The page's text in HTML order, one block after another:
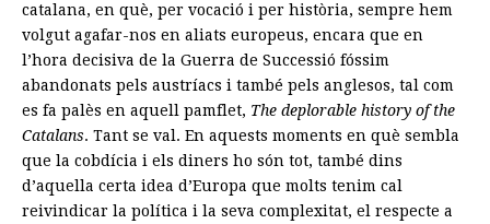
catalana, en què, per vocació i per història, sempre hem
volgut agafar-nos en aliats europeus, encara que en
l’hora decisiva de la Guerra de Successió fóssim
abandonats pels austríacs i també pels anglesos, tal com
es fa palès en aquell pamflet, The deplorable history of the
Catalans. Tant se val. En aquests moments en què sembla
que la cobdícia i els diners ho són tot, també dins
d’aquella certa idea d’Europa que molts tenim cal
reivindicar la política i la seva complexitat, el respecte a